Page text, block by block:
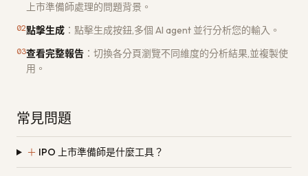
上市準備師處理的問題背景。
02點擊生成 ： 點擊生成按鈕,多個 AI agent 並行分析您的輸入。
03查看完整報告 ： 切換各分頁瀏覽不同維度的分析結果,並複製使
用。
常見問題
＋ IPO 上市準備師是什麼工具？